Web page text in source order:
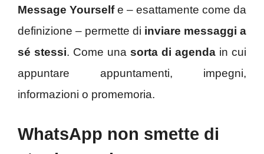
Message Yourselfe – esattamente come da
definizione – permette di inviare messaggi a
sé stessi. Come una sorta di agenda in cui
appuntare appuntamenti, impegni,
informazioni o promemoria.
WhatsApp non smette di